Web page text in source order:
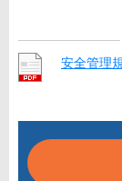
安全管理